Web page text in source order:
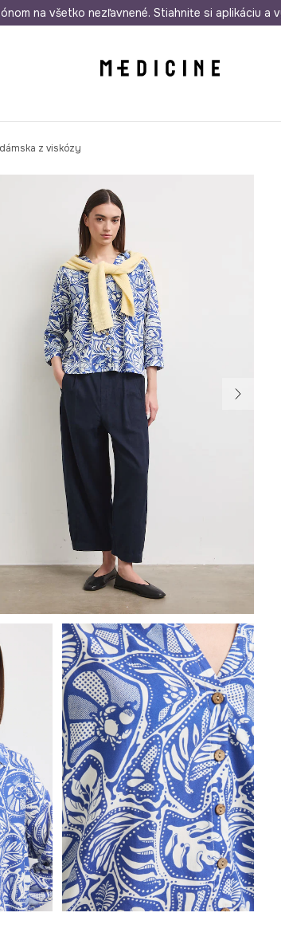
od 50 € Odoslanie aj do 24 hodín
na všetko nezľavnené. Stiahnite si aplikáciu a
z viskózy